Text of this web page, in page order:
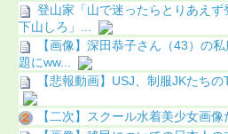
登山家「山で迷ったらとりあえ
下山しろ」...
【画像】深田恭子さん（43）の
題にww...
【悲報動画】USJ、制服JKたち
【二次】スクール水着美少女画